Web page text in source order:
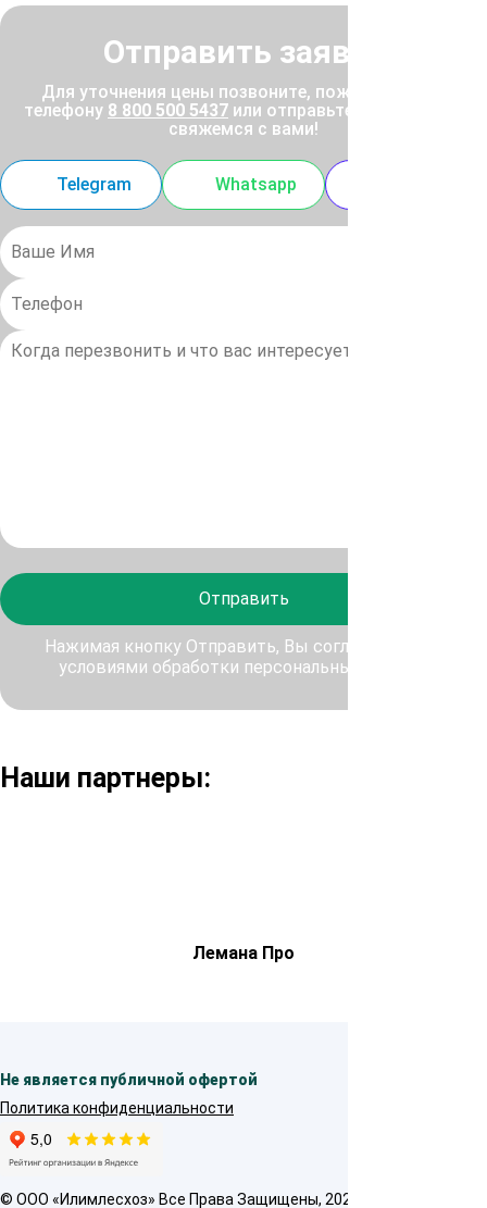
Отправить заявку
Для уточнения цены позвоните, пожалуйста, по
телефону 8 800 500 5437 или отправьте заявку, и мы
свяжемся с вами!
Telegram Whatsapp
Отправить
Нажимая кнопку Отправить, Вы соглашаетесь с
условиями обработки персональных данных
Наши партнеры:
Лемана Про
Не является публичной офертой
Политика конфиденциальности
© OOO «Илимлесхоз» Все Права Защищены, 2026